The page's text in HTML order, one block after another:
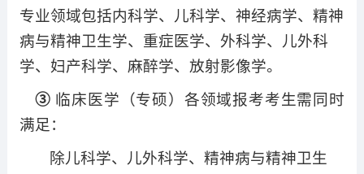
专业领域包括内科学、儿科学、神经病学、精神
病与精神卫生学、重症医学、外科学、儿外科
学、妇产科学、麻醉学、放射影像学。
③ 临床医学（专硕）各领域报考考生需同时
满足：
除儿科学、儿外科学、精神病与精神卫生